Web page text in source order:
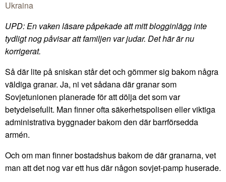
Ukraina
UPD: En vaken läsare påpekade att mitt blogginlägg inte
tydligt nog påvisar att familjen var judar. Det här är nu
korrigerat.
Så där lite på sniskan står det och gömmer sig bakom några
väldiga granar. Ja, ni vet sådana där granar som
Sovjetunionen planerade för att dölja det som var
betydelsefullt. Man finner ofta säkerhetspolisen eller viktiga
administrativa byggnader bakom den där barrförsedda
armén.
Och om man finner bostadshus bakom de där granarna, vet
man att det nog var ett hus där någon sovjet-pamp huserade.